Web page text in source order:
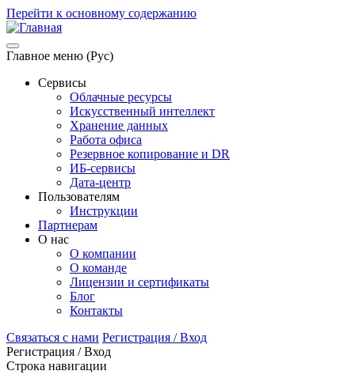
Перейти к основному содержанию
Главное меню (Рус)
Сервисы
Облачные ресурсы
Искусственный интеллект
Хранение данных
Работа офиса
Резервное копирование и DR
ИБ-сервисы
Дата-центр
Пользователям
Инструкции
Партнерам
О нас
О компании
О команде
Лицензии и сертификаты
Блог
Контакты
Связаться с нами Регистрация / Вход
Регистрация / Вход
Строка навигации